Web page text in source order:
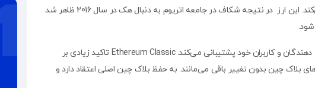
امکان ایجاد برنامه‌های غیرمتمرکز (dApps) را فراهم می‌کند. این ارز در نتیجه شکاف در جامعه اتریوم به دنبال هک در سال 2016 ظاهر شد
ETC جامعه جداگانه خود را دارد و از اکوسیستم توسعه دهندگان و کاربران خود پشتیبانی می‌کند. Ethereum Classic تاکید زیادی بر
بلاک چین بدون تغییر باقی می‌مانند. به حفظ بلاک چین اصلی اعتقاد دارد و